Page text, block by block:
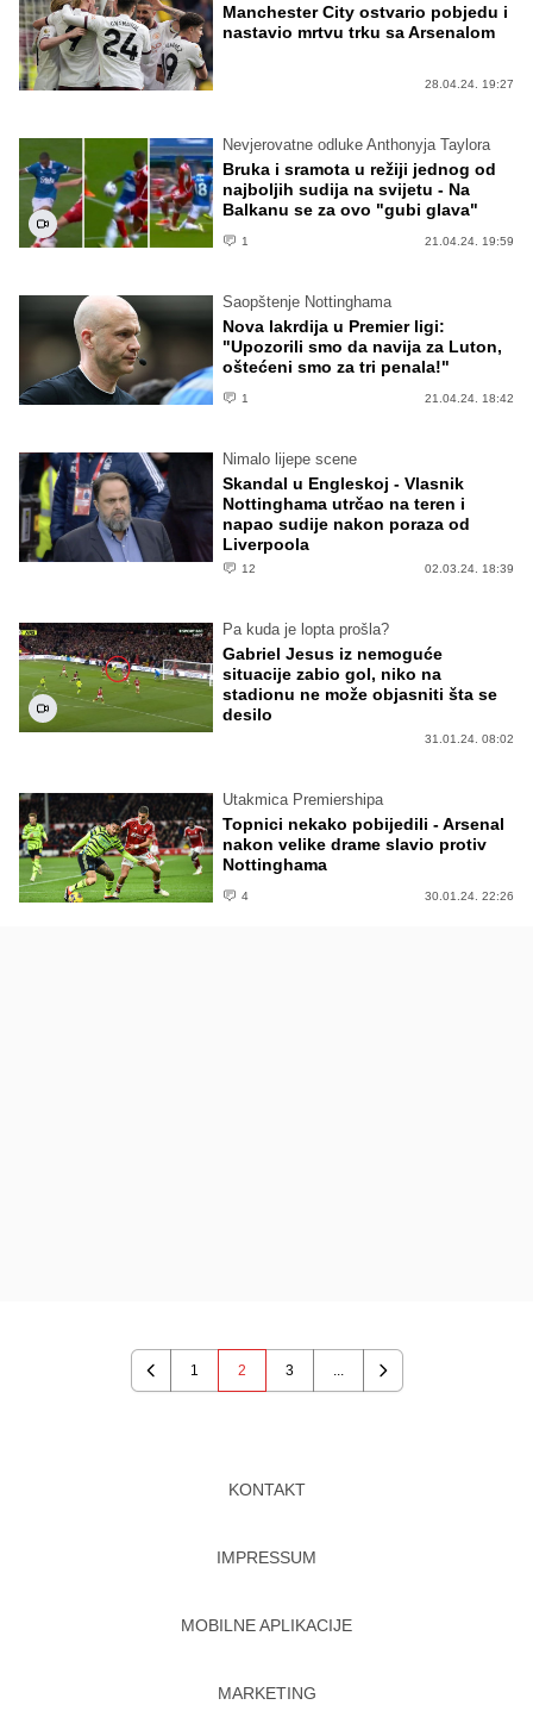
Manchester City ostvario pobjedu i
nastavio mrtvu trku sa Arsenalom
28.04.24. 19:27
Nevjerovatne odluke Anthonyja Taylora
Bruka i sramota u režiji jednog od
najboljih sudija na svijetu - Na
Balkanu se za ovo "gubi glava"
1 21.04.24. 19:59
Saopštenje Nottinghama
Nova lakrdija u Premier ligi:
"Upozorili smo da navija za Luton,
oštećeni smo za tri penala!"
1 21.04.24. 18:42
Nimalo lijepe scene
Skandal u Engleskoj - Vlasnik
Nottinghama utrčao na teren i
napao sudije nakon poraza od
Liverpoola
12 02.03.24. 18:39
Pa kuda je lopta prošla?
Gabriel Jesus iz nemoguće
situacije zabio gol, niko na
stadionu ne može objasniti šta se
desilo
31.01.24. 08:02
Utakmica Premiershipa
Topnici nekako pobijedili - Arsenal
nakon velike drame slavio protiv
Nottinghama
4 30.01.24. 22:26
Previous
1 2 3
Next
KONTAKT
IMPRESSUM
MOBILNE APLIKACIJE
MARKETING